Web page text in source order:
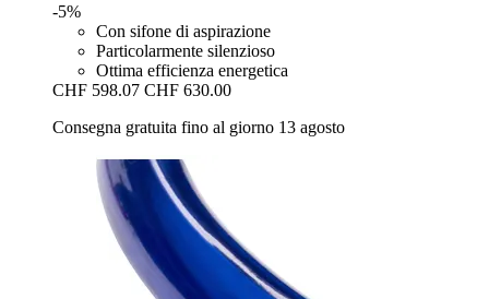
-5%
Con sifone di aspirazione
Particolarmente silenzioso
Ottima efficienza energetica
CHF 598.07 CHF 630.00
Consegna gratuita fino al giorno 13 agosto